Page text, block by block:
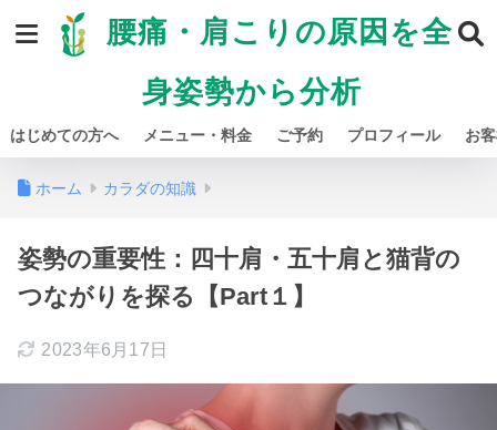
腰痛・肩こりの原因を全
身姿勢から分析
はじめての方へ メニュー・料金 ご予約 プロフィール お
ホーム カラダの知識
姿勢の重要性：四十肩・五十肩と猫背の
つながりを探る【Part１】
2023年6月17日